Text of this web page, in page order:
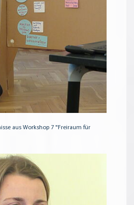
aus Workshop 7 "Freiraum für